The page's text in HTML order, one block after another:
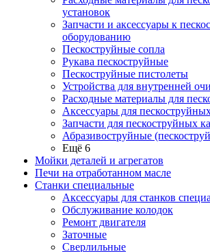
установок
Запчасти и аксессуары к
оборудованию
Пескоструйные сопла
Рукава пескоструйные
Пескоструйные пистолеты
Устройства для внутренней
Расходные материалы для
Аксессуары для
Запчасти для пескоструйных
Абразивоструйные
Ещё 6
Мойки деталей и агрегатов
Печи на отработанном масле
Станки специальные
Аксессуары для станков
Обслуживание колодок
Ремонт двигателя
Заточные
Сверлильные